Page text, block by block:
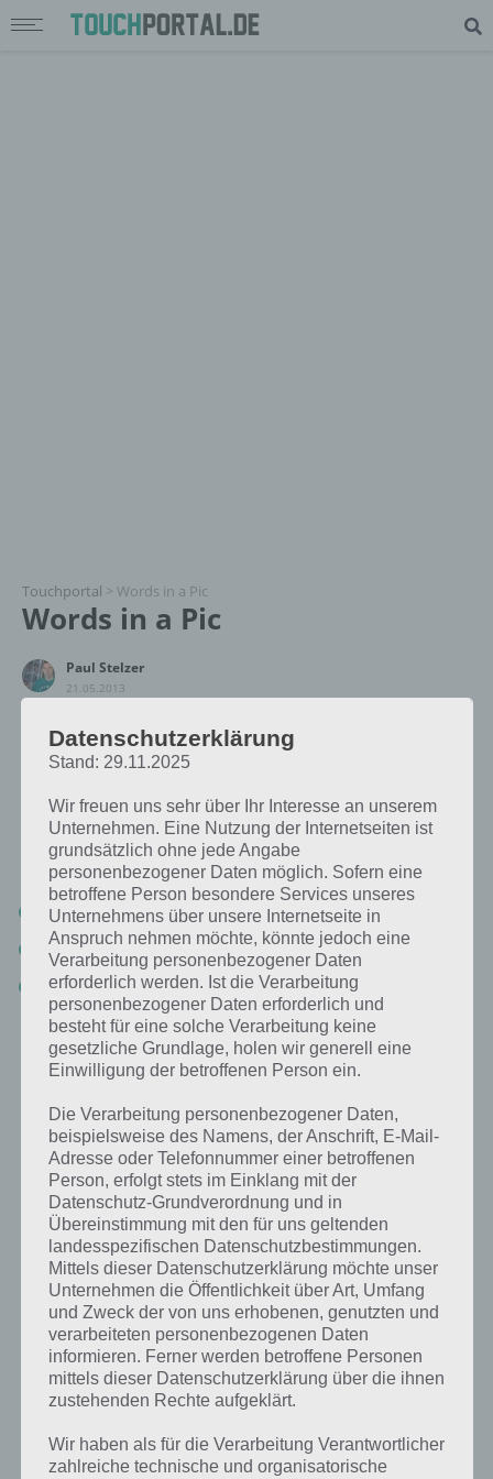
Touchportal > Words in a Pic
Words in a Pic
Paul Stelzer
21.05.2013
App Empfehlung: IQ Test App
Mit zahlreichen Aufgaben zum Knobeln und Üben
Auf den nachfolgenden Seiten findet ihr die Words in a Pic Lösung,
sortiert nach den Leveln:
Words in a Pic Level 1 bis 50 Lösung
Words in a Pic Level 51 bis 100 Lösung
Words in a Pic Level 101 bis 150 Lösung
Tweet auf Twitter
Mehr Artikel hier auf Touchportal
VORIGER ARTIKEL
Icomania Level
18 Lösung
NÄCHSTER ARTIKEL
Words in a Pic
Level 1 bis 50
Lösung
Datenschutzerklärung
Stand: 29.11.2025
Wir freuen uns sehr über Ihr Interesse an unserem
Unternehmen. Eine Nutzung der Internetseiten ist
grundsätzlich ohne jede Angabe
personenbezogener Daten möglich. Sofern eine
betroffene Person besondere Services unseres
Unternehmens über unsere Internetseite in
Anspruch nehmen möchte, könnte jedoch eine
Verarbeitung personenbezogener Daten
erforderlich werden. Ist die Verarbeitung
personenbezogener Daten erforderlich und
besteht für eine solche Verarbeitung keine
gesetzliche Grundlage, holen wir generell eine
Einwilligung der betroffenen Person ein.
Die Verarbeitung personenbezogener Daten,
beispielsweise des Namens, der Anschrift, E-Mail-
Adresse oder Telefonnummer einer betroffenen
Person, erfolgt stets im Einklang mit der
Datenschutz-Grundverordnung und in
Übereinstimmung mit den für uns geltenden
landesspezifischen Datenschutzbestimmungen.
Mittels dieser Datenschutzerklärung möchte unser
Unternehmen die Öffentlichkeit über Art, Umfang
und Zweck der von uns erhobenen, genutzten und
verarbeiteten personenbezogenen Daten
informieren. Ferner werden betroffene Personen
mittels dieser Datenschutzerklärung über die ihnen
zustehenden Rechte aufgeklärt.
Wir haben als für die Verarbeitung Verantwortlicher
zahlreiche technische und organisatorische